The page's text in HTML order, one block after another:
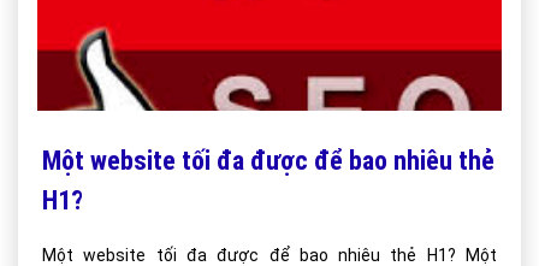
Một website tối đa được để bao nhiêu thẻ
H1?
Một website tối đa được để bao nhiêu thẻ H1? Một